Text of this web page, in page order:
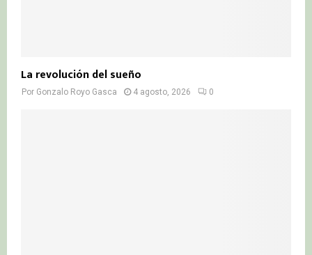
La revolución del sueño
Por Gonzalo Royo Gasca 4 agosto, 2026 0